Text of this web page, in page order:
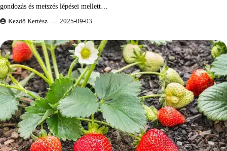
gondozás és metszés lépései mellett…
Kezdő Kertész 2025-09-03